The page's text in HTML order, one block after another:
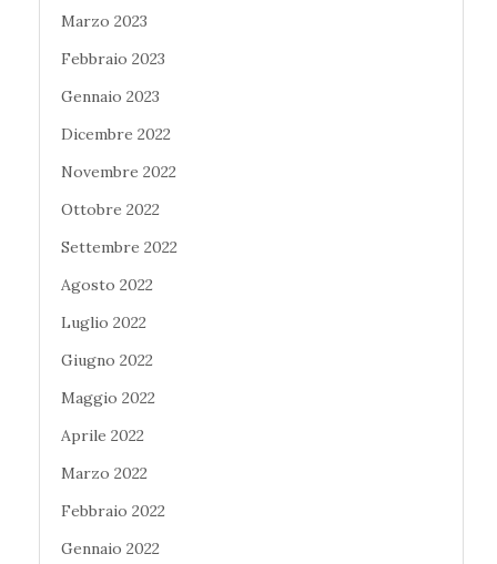
Marzo 2023
Febbraio 2023
Gennaio 2023
Dicembre 2022
Novembre 2022
Ottobre 2022
Settembre 2022
Agosto 2022
Luglio 2022
Giugno 2022
Maggio 2022
Aprile 2022
Marzo 2022
Febbraio 2022
Gennaio 2022